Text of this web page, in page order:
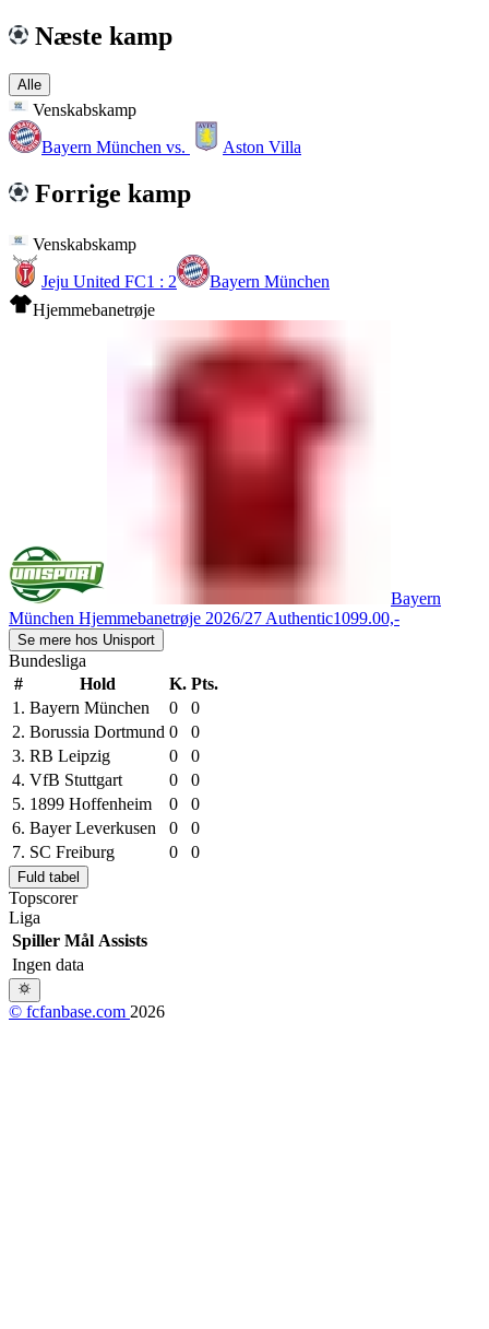
Næste kamp
Alle
Venskabskamp
Bayern München vs. Aston Villa
Forrige kamp
Venskabskamp
Jeju United FC1 : 2
Bayern München
Hjemmebanetrøje
Bayern
München Hjemmebanetrøje 2026/27 Authentic1099.00,-
Se mere hos Unisport
Bundesliga
#
Hold K. Pts.
1. Bayern München 0
0
2. Borussia Dortmund 0
0
3. RB Leipzig 0
0
4. VfB Stuttgart 0
0
5. 1899 Hoffenheim 0
0
6. Bayer Leverkusen 0
0
7. SC Freiburg 0 0
Fuld tabel
Topscorer
Liga
Spiller Mål Assists
Ingen data
© fcfanbase.com 2026